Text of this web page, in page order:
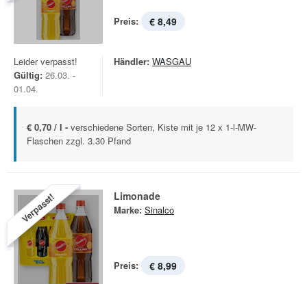
Preis: € 8,49
Leider verpasst!
Gültig: 26.03. -
01.04.
Händler: WASGAU
€ 0,70 / l - verschiedene Sorten, Kiste mit je 12 x 1-l-MW-
Flaschen zzgl. 3.30 Pfand
Verpasst! Limonade
Marke: Sinalco
Preis: € 8,99